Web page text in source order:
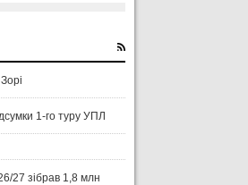
1-го туру УПЛ
27 зібрав 1,8 млн